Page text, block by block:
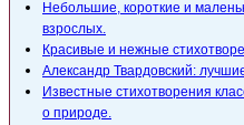
Небольшие, короткие и
взрослых.
Красивые и нежные
Александр Твардовский:
Известные стихотворения
о природе.